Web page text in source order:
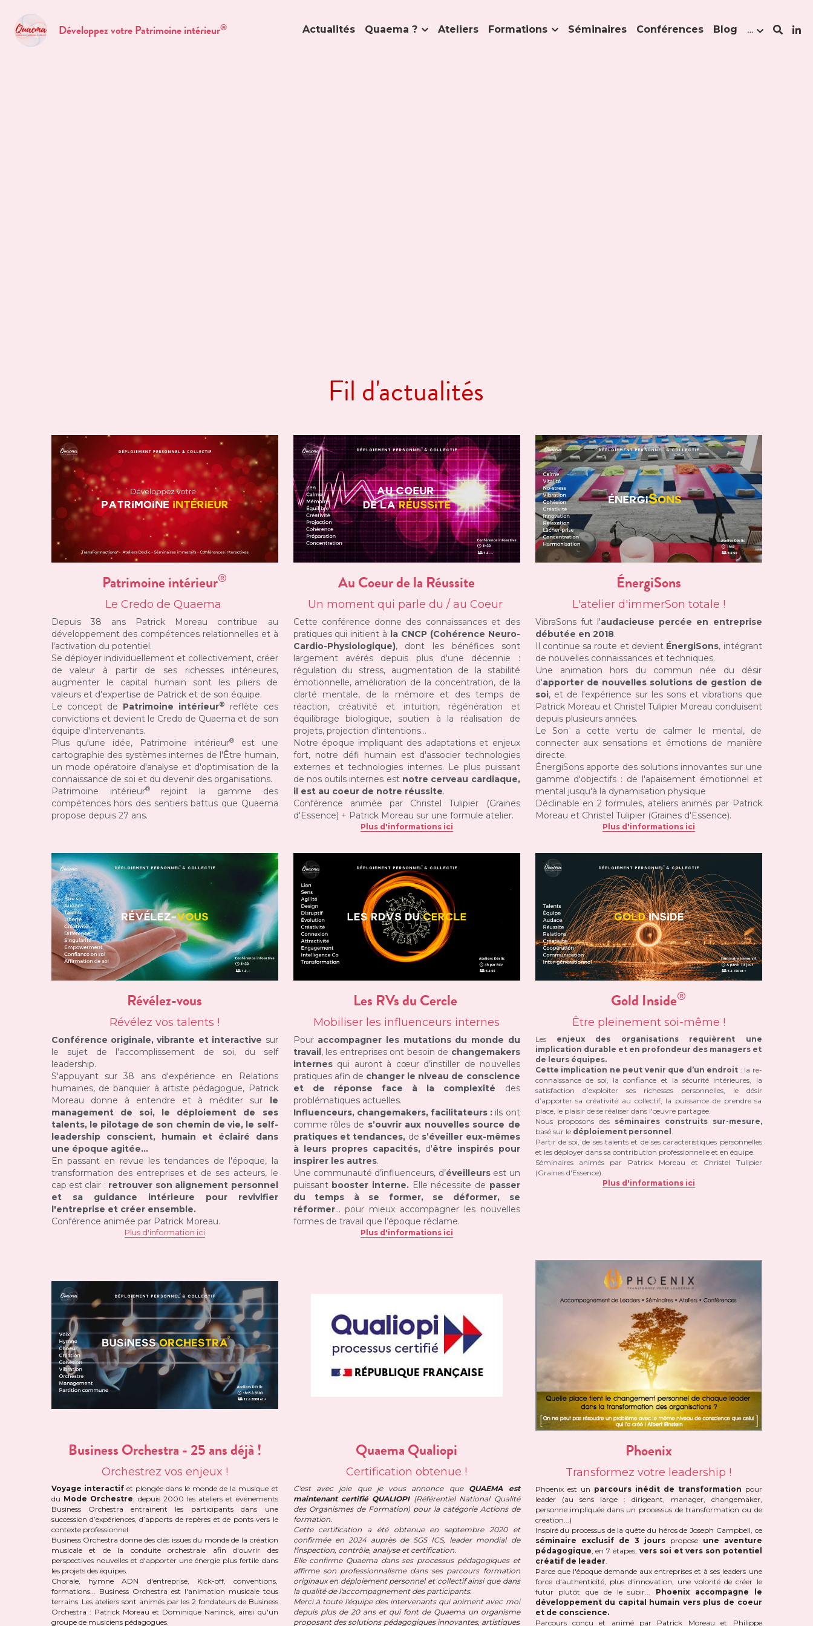
Développez votre Patrimoine intérieur® Actualités Quaema ? Ateliers Formations Séminaires Conférences Blog …
Fil d'actualités
Patrimoine intérieur®
Le Credo de Quaema
Depuis 38 ans Patrick Moreau contribue au
développement des compétences relationnelles et à
l'activation du potentiel.
Se déployer individuellement et collectivement, créer
de valeur à partir de ses richesses intérieures,
augmenter le capital humain sont les piliers de
valeurs et d'expertise de Patrick et de son équipe.
Le concept de Patrimoine intérieur®
reflète ces
convictions et devient le Credo de Quaema et de son
équipe d'intervenants.
Plus qu'une idée, Patrimoine intérieur® est une
cartographie des systèmes internes de l'Être humain,
un mode opératoire d'analyse et d'optimisation de la
connaissance de soi et du devenir des organisations.
Patrimoine intérieur®
rejoint la gamme des
compétences hors des sentiers battus que Quaema
propose depuis 27 ans.
Au Coeur de la Réussite
Un moment qui parle du / au Coeur
Cette conférence donne des connaissances et des
pratiques qui initient à la CNCP (Cohérence Neuro-
Cardio-Physiologique), dont les bénéfices sont
largement avérés depuis plus d'une décennie :
régulation du stress, augmentation de la stabilité
émotionnelle, amélioration de la concentration, de la
clarté mentale, de la mémoire et des temps de
réaction, créativité et intuition, régénération et
équilibrage biologique, soutien à la réalisation de
projets, projection d'intentions…
Notre époque impliquant des adaptations et enjeux
fort, notre défi humain est d'associer technologies
externes et technologies internes. Le plus puissant
de nos outils internes est notre cerveau cardiaque,
il est au coeur de notre réussite.
Conférence animée par Christel Tulipier (Graines
d'Essence) + Patrick Moreau sur une formule atelier.
Plus d'informations ici
ÉnergiSons
L'atelier d'immerSon totale !
VibraSons fut l'audacieuse percée en entreprise
débutée en 2018.
Il continue sa route et devient ÉnergiSons, intégrant
de nouvelles connaissances et techniques.
Une animation hors du commun née du désir
d'apporter de nouvelles solutions de gestion de
soi, et de l'expérience sur les sons et vibrations que
Patrick Moreau et Christel Tulipier Moreau conduisent
depuis plusieurs années.
Le Son a cette vertu de calmer le mental, de
connecter aux sensations et émotions de manière
directe.
ÉnergiSons apporte des solutions innovantes sur une
gamme d'objectifs : de l'apaisement émotionnel et
mental jusqu'à la dynamisation physique
Déclinable en 2 formules, ateliers animés par Patrick
Moreau et Christel Tulipier (Graines d'Essence).
Plus d'informations ici
Révélez-vous
Révélez vos talents !
Conférence originale, vibrante et interactive sur
le sujet de l'accomplissement de soi, du self
leadership.
S'appuyant sur 38 ans d'expérience en Relations
humaines, de banquier à artiste pédagogue, Patrick
Moreau donne à entendre et à méditer sur le
management de soi, le déploiement de ses
talents, le pilotage de son chemin de vie, le self-
leadership conscient, humain et éclairé dans
une époque agitée...
En passant en revue les tendances de l'époque, la
transformation des entreprises et de ses acteurs, le
cap est clair : retrouver son alignement personnel
et sa guidance intérieure pour revivifier
l'entreprise et créer ensemble.
Conférence animée par Patrick Moreau.
Plus d'information ici
Les RVs du Cercle
Mobiliser les influenceurs internes
Pour accompagner les mutations du monde du
travail, les entreprises ont besoin de changemakers
internes qui auront à cœur d’instiller de nouvelles
pratiques afin de changer le niveau de conscience
et de réponse face à la complexité des
problématiques actuelles.
Influenceurs, changemakers, facilitateurs : ils ont
comme rôles de s’ouvrir aux nouvelles source de
pratiques et tendances, de s’éveiller eux-mêmes
à leurs propres capacités, d'être inspirés pour
inspirer les autres.
Une communauté d’influenceurs, d’éveilleurs est un
puissant booster interne. Elle nécessite de passer
du temps à se former, se déformer, se
réformer… pour mieux accompagner les nouvelles
formes de travail que l’époque réclame.
Plus d'informations ici
Gold Inside®
Être pleinement soi-même !
Les enjeux des organisations requièrent une
implication durable et en profondeur des managers et
de leurs équipes.
Cette implication ne peut venir que d’un endroit : la re-
connaissance de soi, la confiance et la sécurité intérieures, la
satisfaction d’exploiter ses richesses personnelles, le désir
d’apporter sa créativité au collectif, la puissance de prendre sa
place, le plaisir de se réaliser dans l'œuvre partagée.
Nous proposons des séminaires construits sur-mesure,
basé sur le déploiement personnel .
Partir de soi, de ses talents et de ses caractéristiques personnelles
et les déployer dans sa contribution professionnelle et en équipe.
Séminaires animés par Patrick Moreau et Christel Tulipier
(Graines d'Essence).
Plus d'informations ici
Business Orchestra - 25 ans déjà !
Orchestrez vos enjeux !
Voyage interactif et plongée dans le monde de la musique et
du Mode Orchestre, depuis 2000 les ateliers et événements
Business Orchestra entrainent les participants dans une
succession d’expériences, d’apports de repères et de ponts vers le
contexte professionnel.
Business Orchestra donne des clés issues du monde de la création
musicale et de la conduite orchestrale afin d'ouvrir des
perspectives nouvelles et d'apporter une énergie plus fertile dans
les projets des équipes.
Chorale, hymne ADN d'entreprise, Kick-off, conventions,
formations... Business Orchestra est l'animation musicale tous
terrains. Les ateliers sont animés par les 2 fondateurs de Business
Orchestra : Patrick Moreau et Dominique Naninck, ainsi qu'un
groupe de musiciens pédagogues.
Quaema Qualiopi
Certification obtenue !
C'est avec joie que je vous annonce que QUAEMA est
maintenant certifié QUALIOPI (Référentiel National Qualité
des Organismes de Formation) pour la catégorie Actions de
formation.
Cette certification a été obtenue en septembre 2020 et
confirmée en 2024 auprès de SGS ICS, leader mondial de
l'inspection, contrôle, analyse et certification.
Elle confirme Quaema dans ses processus pédagogiques et
affirme son professionnalisme dans ses parcours formation
originaux en déploiement personnel et collectif ainsi que dans
la qualité de l'accompagnement des participants.
Merci à toute l'équipe des intervenants qui animent avec moi
depuis plus de 20 ans et qui font de Quaema un organisme
proposant des solutions pédagogiques innovantes, artistiques
Phoenix
Transformez votre leadership !
Phoenix est un parcours inédit de transformation pour
leader (au sens large : dirigeant, manager, changemaker,
personne impliquée dans un processus de transformation ou de
création...)
Inspiré du processus de la quête du héros de Joseph Campbell, ce
séminaire exclusif de 3 jours propose une aventure
pédagogique , en 7 étapes, vers soi et vers son potentiel
créatif de leader
Parce que l'époque demande aux entreprises et à ses leaders une
force d'authenticité, plus d'innovation, une volonté de créer le
futur plutôt que de le subir... Phoenix accompagne le
développement du capital humain vers plus de coeur
et de conscience.
Parcours conçu et animé par Patrick Moreau et Philippe